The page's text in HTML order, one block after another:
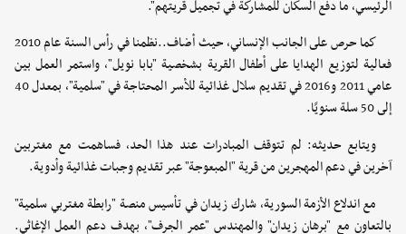
الرئيسي، ما دفع السكان للمشاركة في تجميل قريتهم".
كما حرص على الجانب الإنساني، حيث أضاف..نظمنا في رأس السنة عام 2010
فعالية لتوزيع الهدايا على أطفال القرية بشخصية "بابا نويل"، واستمر العمل بين
عامي 2011 و2016 في تقديم سلال غذائية للأسر المحتاجة في "سلمية"، بمعدل 40
إلى 50 سلة سنويًا.
ويتابع حديثه: لم تتوقف المبادرات عند هذا الحد، فساهمت مع مغتربين
آخرين في دعم المهجرين من قرية "المبعوجة" عبر تقديم وجبات غذائية وأدوية.
مع اندلاع الأزمة السورية، شارك زيدان في تأسيس منصة "رابطة مغتربي سلمية"
بالتعاون مع "برهان زيدان" والمهندس "عمر الجرف"، بهدف دعم العمل الإغاثي.